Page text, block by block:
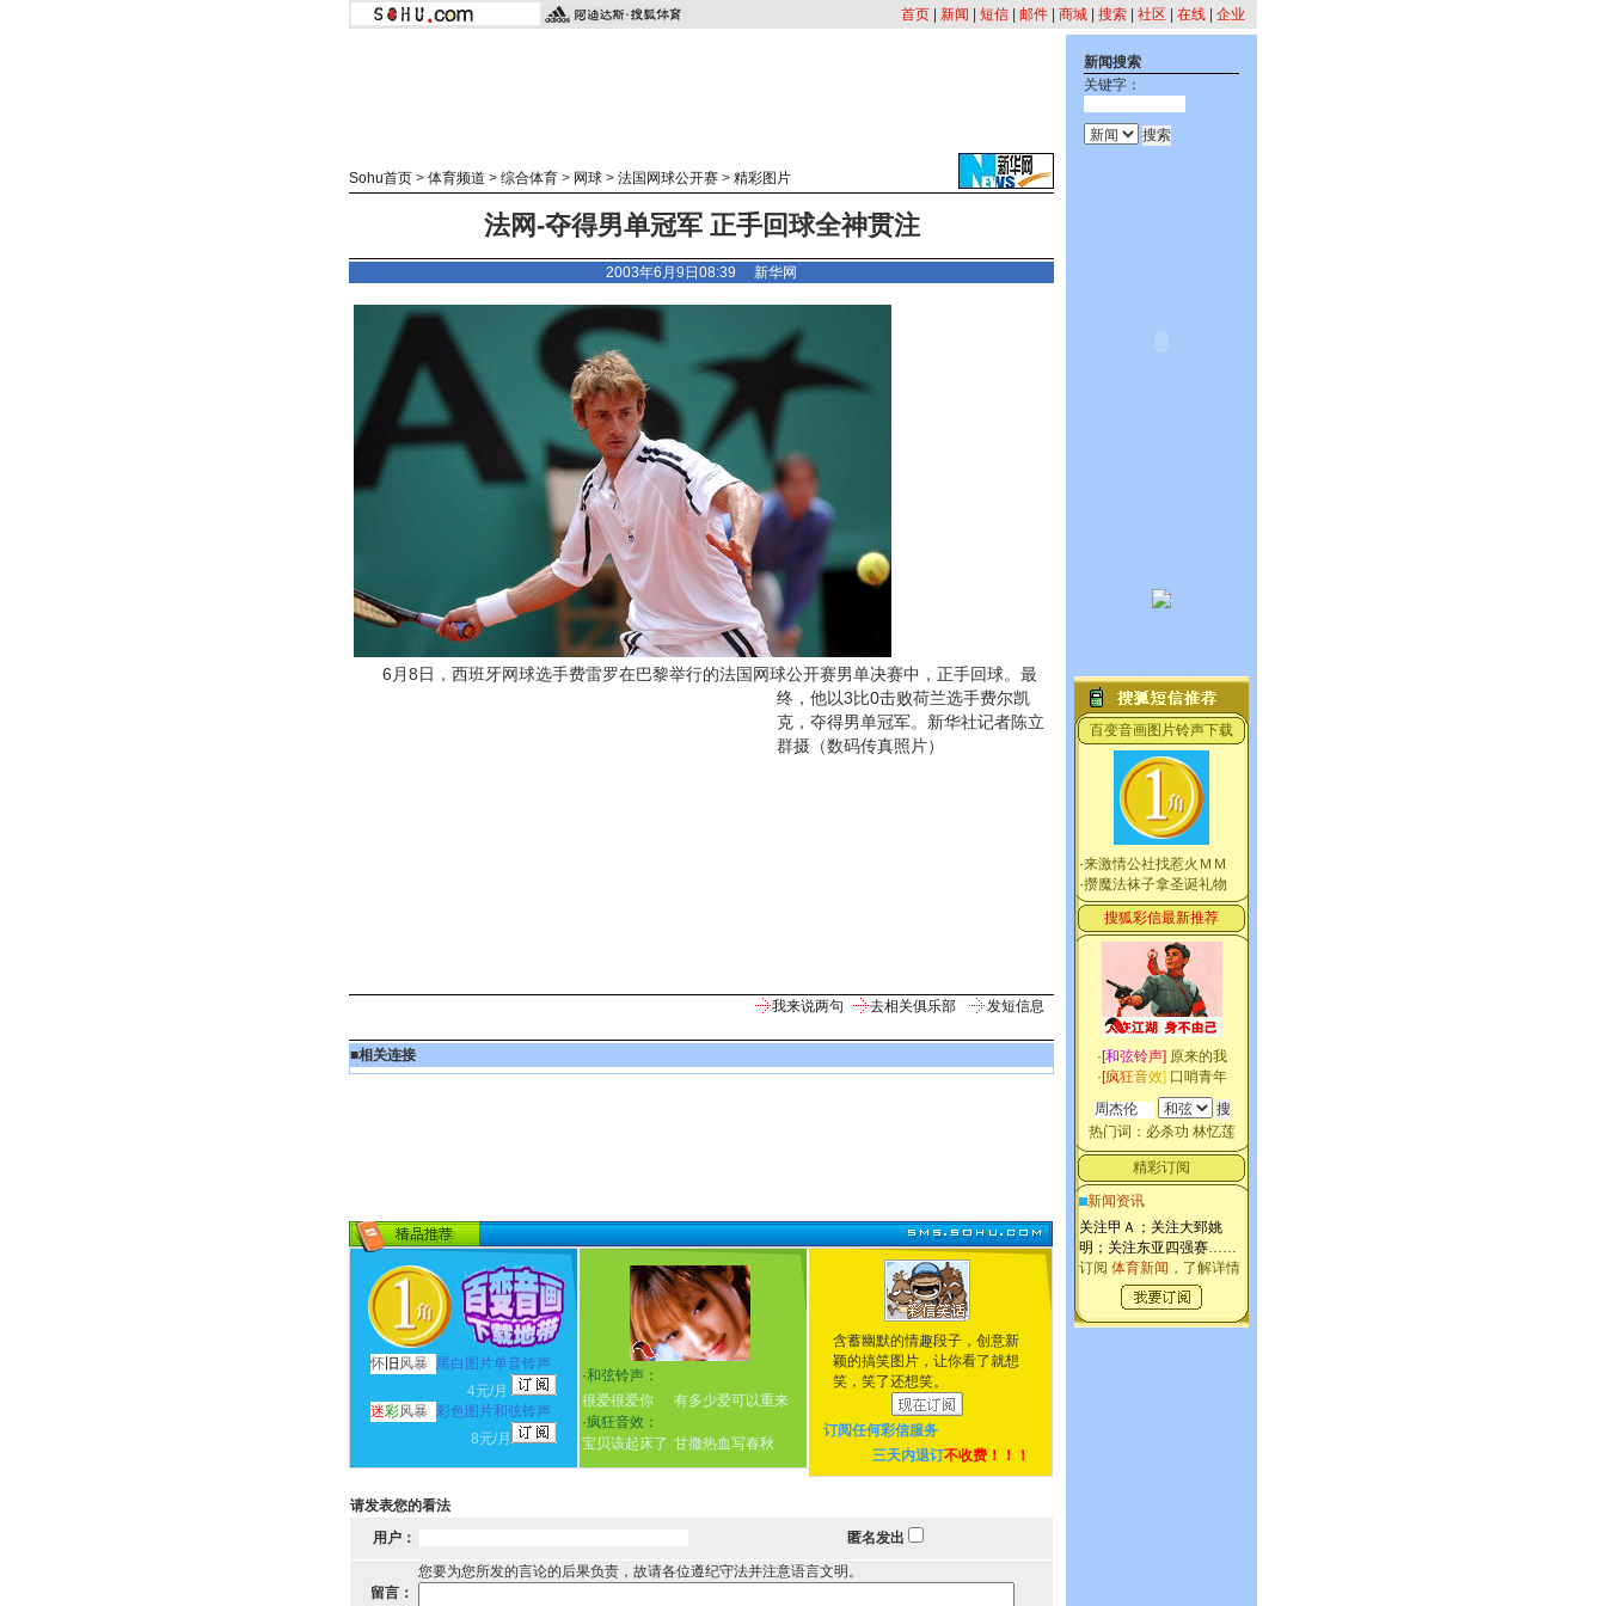
首页 新闻 短信 邮件 商城 搜索 社区 在线 企业
Sohu首页 > 体育频道 > 综合体育 > 网球 > 法国网球公开赛 > 精彩图片
法网-夺得男单冠军 正手回球全神贯注
2003年6月9日08:39 新华网
6月8日，西班牙网球选手费雷罗在巴黎举行的法国网球公开赛男单决赛中，正手回球。 最
终，他以3比0击败荷兰选手费尔凯
克，夺得男单冠军。新华社记者陈立
群摄（数码传真照片）
我来说两句 去相关俱乐部 发短信息
■相关连接
怀 旧 风暴
黑白图片单音铃声
4元/月
迷彩风暴 彩色图片和弦铃声
8元/月
·和弦铃声：
很爱很爱你
有多少爱可以重来
·疯狂音效：
宝贝该起床了 甘撒热血写春秋
含蓄幽默的情趣段子，创意新
颖的搞笑图片，让你看了就想
笑，笑了还想笑。
订阅任何彩信服务
三天内退订不收费！！！
请发表您的看法
用户：
匿名发出
您要为您所发的言论的后果负责，故请各位遵纪守法并注意语言文明。
留言：
新闻搜索
关键字：
百变音画图片铃声下载
·来激情公社找惹火ＭＭ
·攒魔法袜子拿圣诞礼物
搜狐彩信最新推荐
·[和弦铃声] 原来的我
·[疯狂音效] 口哨青年
热门词： 必杀功 林忆莲
精彩订阅
新闻资讯
关注甲Ａ；关注大郅姚
明；关注东亚四强赛……
订阅 体育新闻 ，了解详情